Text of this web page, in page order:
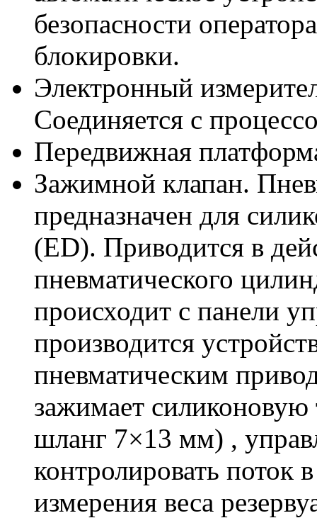
безопасности
блокировки.
Электронный
Соединяется с
Передвижная
Зажимной клапан.
предназначен для
(ED). Приводится в
пневматического
происходит с панели
производится
пневматическим
зажимает
шланг 7×13 мм) ,
контролировать поток
измерения веса